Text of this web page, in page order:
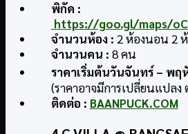
พิกัด :
https://goo.gl/maps/
จำนวนห้อง : 2 ห้องนอน 2
จำนวนคน : 8 คน
ราคาเริ่มต้นวันจันทร์ – พฤ
(ราคาอาจมีการเปลี่ยนแปลง
ติดต่อ : BAANPUCK.COM